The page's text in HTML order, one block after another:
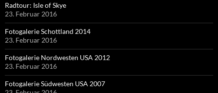
Radtour: Isle of Skye
23. Februar 2016
Fotogalerie Schottland 2014
23. Februar 2016
Fotogalerie Nordwesten USA 2012
23. Februar 2016
Fotogalerie Südwesten USA 2007